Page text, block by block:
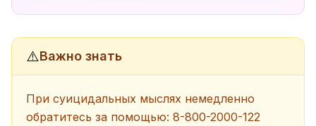
⚠️Важно знать
При суицидальных мыслях немедленно
обратитесь за помощью: 8-800-2000-122